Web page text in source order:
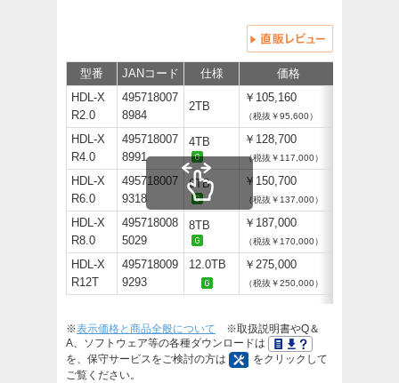
型番 JANコード 仕様 価格
HDL-X
R2.0
495718007
8984
2TB
￥105,160
（税抜￥95,600）
HDL-X
R4.0
495718007
8991
4TB ￥128,700
（税抜￥117,000）
HDL-X
R6.0
495718007
9318
6TB ￥150,700
（税抜￥137,000）
HDL-X
R8.0
495718008
5029
8TB ￥187,000
（税抜￥170,000）
HDL-X
R12T
495718009
9293
12.0TB ￥275,000
（税抜￥250,000）
※表示価格と商品全般について ※取扱説明書やQ＆
A、ソフトウェア等の各種ダウンロードは
を、保守サービスをご検討の方は
をクリックして
ご覧ください。